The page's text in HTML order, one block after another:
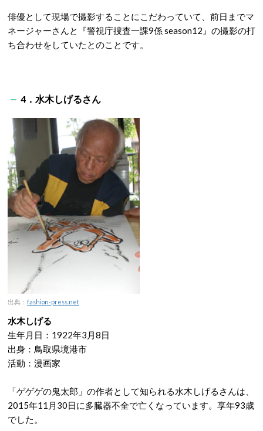
俳優として現場で撮影することにこだわっていて、前日までマ
ネージャーさんと『警視庁捜査一課9係 season12』の撮影の打
ち合わせをしていたとのことです。
4．水木しげるさん
出典： fashion-press.net
水木しげる
生年月日：1922年3月8日
出身：鳥取県境港市
活動：漫画家
「ゲゲゲの鬼太郎」の作者として知られる水木しげるさんは、
2015年11月30日に多臓器不全で亡くなっています。享年93歳
でした。